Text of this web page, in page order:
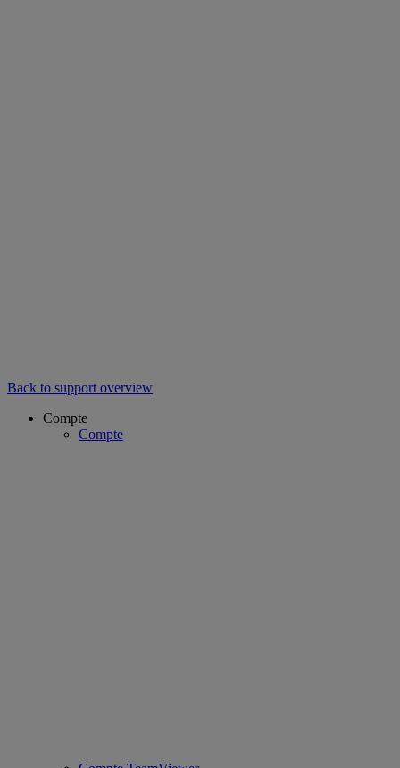
Back to support overview
Compte
Compte